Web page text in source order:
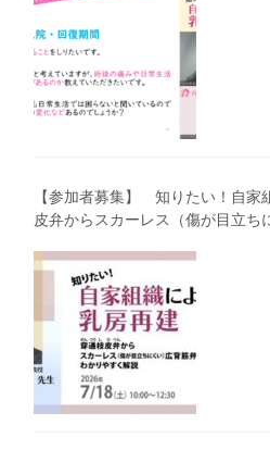
【参加者募集】 知りたい！自家
皮弁からスカーレス（傷が目立ち